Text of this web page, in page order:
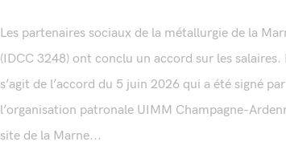
Les partenaires sociaux de la métallurgie de la
(IDCC 3248) ont conclu un accord sur les salaires.
s’agit de l’accord du 5 juin 2026 qui a été signé par
l’organisation patronale UIMM Champagne-
site de la Marne...